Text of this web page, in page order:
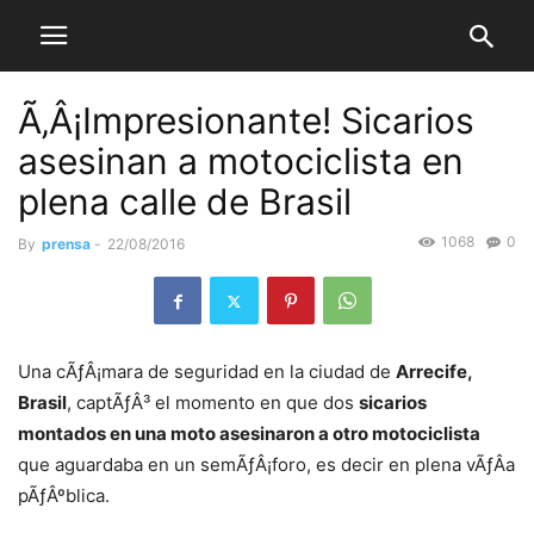
Ã‚Â¡Impresionante! Sicarios
asesinan a motociclista en
plena calle de Brasil
By prensa - 22/08/2016 0
1068
Una cÃƒÂ¡mara de seguridad en la ciudad de Arrecife,
Brasil, captÃƒÂ³ el momento en que dos sicarios
montados en una moto asesinaron a otro motociclista
que aguardaba en un semÃƒÂ¡foro, es decir en plena vÃƒÂ­a
pÃƒÂºblica.